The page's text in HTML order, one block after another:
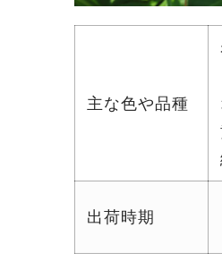
主な色や品種
出荷時期